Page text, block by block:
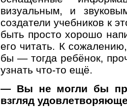
визуальным, и
создатели учебников к
быть просто хорошо
его читать. К
бы — тогда ребёнок,
узнать что-то ещё.
— Вы не могли бы
взгляд